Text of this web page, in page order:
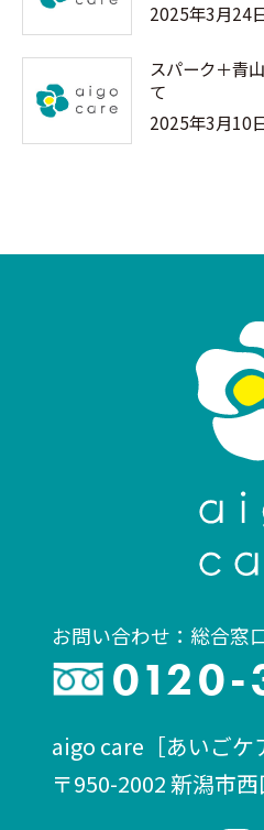
2025年3月24
スパーク＋青
て
2025年3月10
お問い合わせ：総合
aigo care［あいごケ
〒950-2002 新潟市